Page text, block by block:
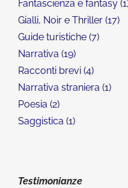
Fantascienza e fantasy 1
Gialli, Noir e Thriller 17
Guide turistiche 7
Narrativa 19
Racconti brevi 4
Narrativa straniera 1
Poesia 2
Saggistica 1
Testimonianze